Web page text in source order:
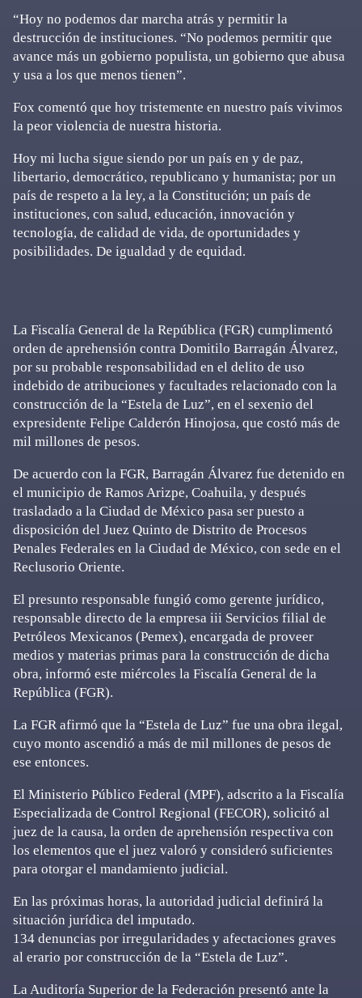
“Hoy no podemos dar marcha atrás y permitir la
destrucción de instituciones. “No podemos permitir que
avance más un gobierno populista, un gobierno que abusa
y usa a los que menos tienen”.
Fox comentó que hoy tristemente en nuestro país vivimos
la peor violencia de nuestra historia.
Hoy mi lucha sigue siendo por un país en y de paz,
libertario, democrático, republicano y humanista; por un
país de respeto a la ley, a la Constitución; un país de
instituciones, con salud, educación, innovación y
tecnología, de calidad de vida, de oportunidades y
posibilidades. De igualdad y de equidad.
La Fiscalía General de la República (FGR) cumplimentó
orden de aprehensión contra Domitilo Barragán Álvarez,
por su probable responsabilidad en el delito de uso
indebido de atribuciones y facultades relacionado con la
construcción de la “Estela de Luz”, en el sexenio del
expresidente Felipe Calderón Hinojosa, que costó más de
mil millones de pesos.
De acuerdo con la FGR, Barragán Álvarez fue detenido en
el municipio de Ramos Arizpe, Coahuila, y después
trasladado a la Ciudad de México pasa ser puesto a
disposición del Juez Quinto de Distrito de Procesos
Penales Federales en la Ciudad de México, con sede en el
Reclusorio Oriente.
El presunto responsable fungió como gerente jurídico,
responsable directo de la empresa iii Servicios filial de
Petróleos Mexicanos (Pemex), encargada de proveer
medios y materias primas para la construcción de dicha
obra, informó este miércoles la Fiscalía General de la
República (FGR).
La FGR afirmó que la “Estela de Luz” fue una obra ilegal,
cuyo monto ascendió a más de mil millones de pesos de
ese entonces.
El Ministerio Público Federal (MPF), adscrito a la Fiscalía
Especializada de Control Regional (FECOR), solicitó al
juez de la causa, la orden de aprehensión respectiva con
los elementos que el juez valoró y consideró suficientes
para otorgar el mandamiento judicial.
En las próximas horas, la autoridad judicial definirá la
situación jurídica del imputado.
134 denuncias por irregularidades y afectaciones graves
al erario por construcción de la “Estela de Luz”.
La Auditoría Superior de la Federación presentó ante la